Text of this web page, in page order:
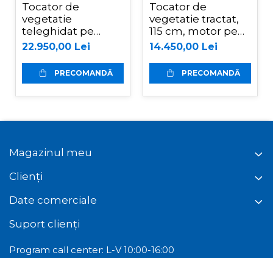
Tocator de
vegetatie
teleghidat pe
senile hibrid,
benzina, 120 cm,
motor Loncin 18
cp, 150 m,
22.950,00 Lei
PRECOMANDĂ
Tocator de
vegetatie tractat,
115 cm, motor pe
benzina de 15 CP,
Jansen AT-120
14.450,00 Lei
PRECOMANDĂ
Magazinul meu
Clienți
Date comerciale
Suport clienți
Program call center: L-V 10:00-16:00